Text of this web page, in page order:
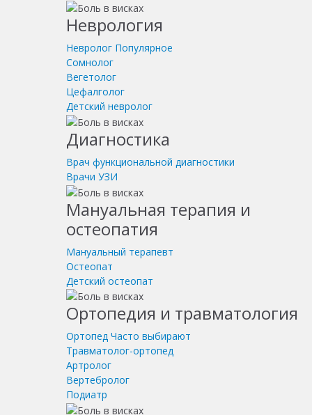
Неврология
Невролог Популярное
Сомнолог
Вегетолог
Цефалголог
Детский невролог
Диагностика
Врач функциональной диагностики
Врачи УЗИ
Мануальная терапия и
остеопатия
Мануальный терапевт
Остеопат
Детский остеопат
Ортопедия и травматология
Ортопед Часто выбирают
Травматолог-ортопед
Артролог
Вертебролог
Подиатр